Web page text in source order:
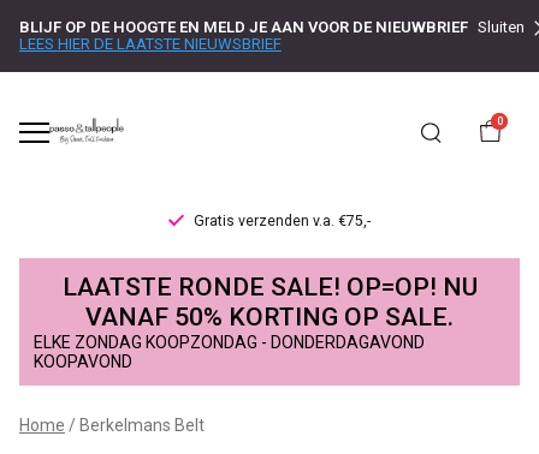
BLIJF OP DE HOOGTE EN MELD JE AAN VOOR DE NIEUWBRIEF
LEES HIER DE LAATSTE NIEUWSBRIEF
Sluiten
0
Gratis verzenden v.a. €75,-
Berkelmans
Belt
Passo
LAATSTE RONDE SALE! OP=OP! NU
VANAF 50% KORTING OP SALE.
ELKE ZONDAG KOOPZONDAG - DONDERDAGAVOND
KOOPAVOND
Home Berkelmans Belt